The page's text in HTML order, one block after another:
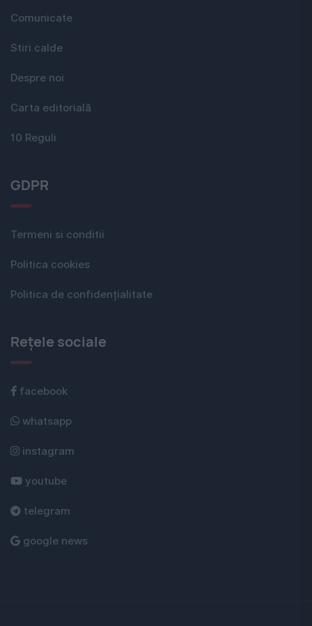
Comunicate
Stiri calde
Despre noi
Carta editorială
10 Reguli
GDPR
Termeni si conditii
Politica cookies
Politica de confidențialitate
Rețele sociale
facebook
whatsapp
instagram
youtube
telegram
google news